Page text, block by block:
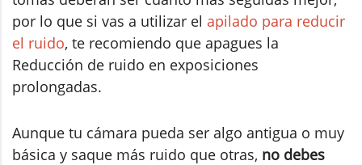
por lo que si vas a utilizar el apilado para reducir
el ruido, te recomiendo que apagues la
Reducción de ruido en exposiciones
prolongadas.
Aunque tu cámara pueda ser algo antigua o muy
básica y saque más ruido que otras, no debes